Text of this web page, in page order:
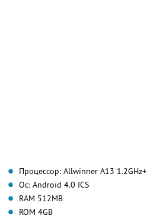
Процессор: Allwinner A13
Oс: Android 4.0 ICS
RАМ 512MB
ROM 4GB